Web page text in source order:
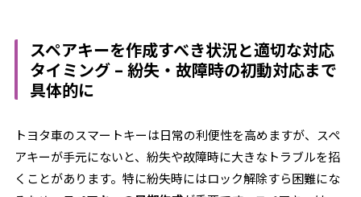
スペアキーを作成すべき状況と適切な対応
タイミング – 紛失・故障時の初動対応まで
具体的に
トヨタ車のスマートキーは日常の利便性を高めますが、スペ
アキーが手元にないと、紛失や故障時に大きなトラブルを招
くことがあります。特に紛失時にはロック解除すら困難にな